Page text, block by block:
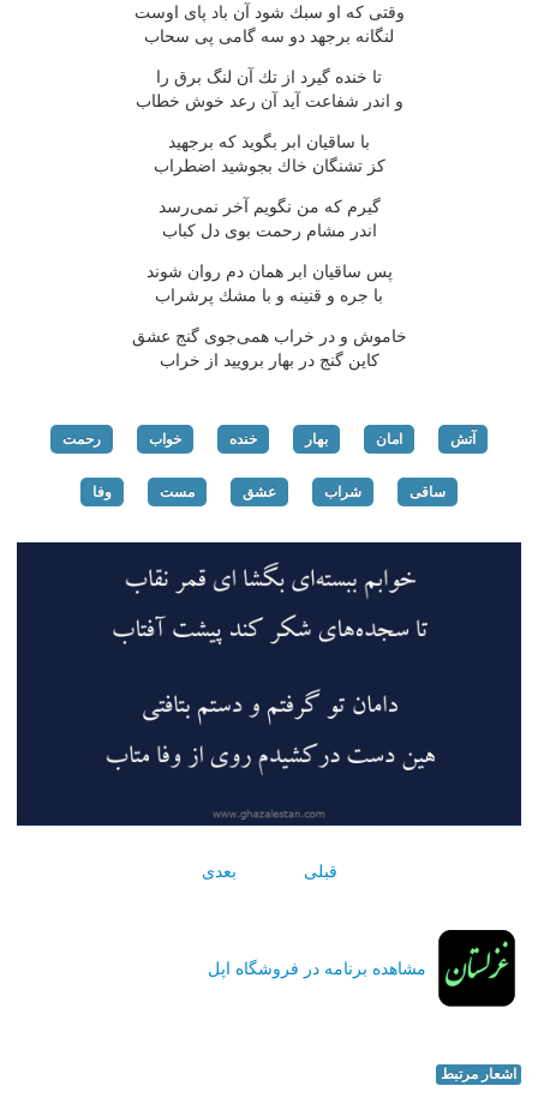
وقتی كه او سبك شود آن باد پای اوست
لنگانه برجهد دو سه گامی پی سحاب
تا خنده گیرد از تك آن لنگ برق را
و اندر شفاعت آید آن رعد خوش خطاب
با ساقیان ابر بگوید كه برجهید
كز تشنگان خاك بجوشید اضطراب
گیرم كه من نگویم آخر نمی‌رسد
اندر مشام رحمت بوی دل كباب
پس ساقیان ابر همان دم روان شوند
با جره و قنینه و با مشك پرشراب
خاموش و در خراب همی‌جوی گنج عشق
كاین گنج در بهار برویید از خراب
آتش امان بهار خنده خواب رحمت
ساقی شراب عشق مست وفا
قبلی بعدی
مشاهده برنامه در فروشگاه اپل
اشعار مرتبط